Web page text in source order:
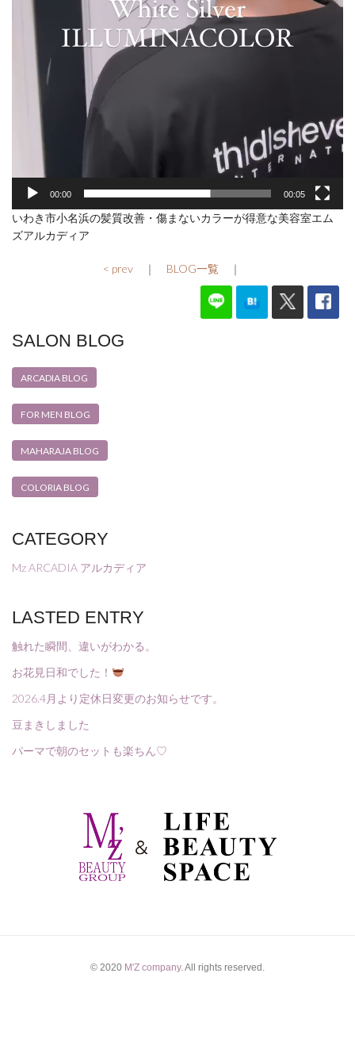
00:00 00:05
いわき市小名浜の髪質改善・傷まないカラーが得意な美容室エム
ズアルカディア
< prev ｜ BLOG一覧 ｜
SALON BLOG
ARCADIA BLOG
FOR MEN BLOG
MAHARAJA BLOG
COLORIA BLOG
CATEGORY
Mz ARCADIA アルカディア
LASTED ENTRY
触れた瞬間、違いがわかる。
お花見日和でした！
2026.4月より定休日変更のお知らせです。
豆まきしました
パーマで朝のセットも楽ちん♡
© 2020 M'Z company. All rights reserved.